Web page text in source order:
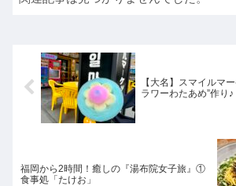
【大名】スマイルマ
ラワーわたあめ”作り♪
福岡から2時間！癒しの『湯布院女子旅』①
食事処「たけお」